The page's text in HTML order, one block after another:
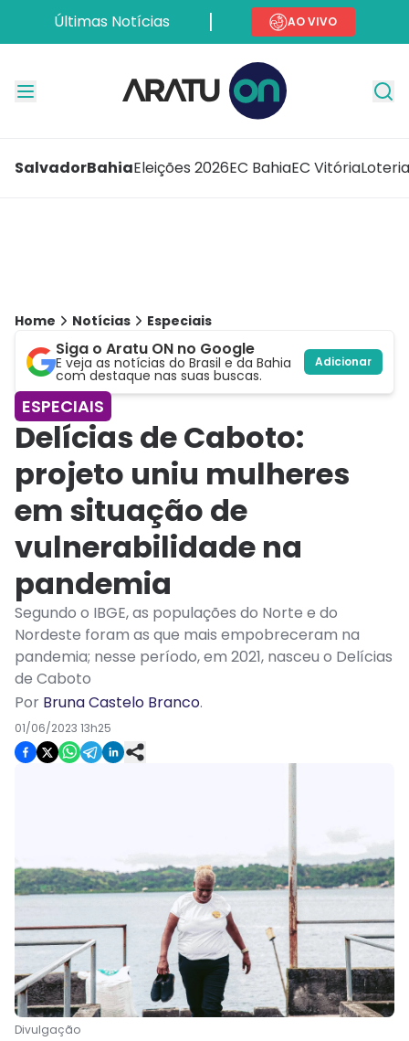
Últimas Notícias AO VIVO
SalvadorBahiaEleições 2026EC BahiaEC Vitória
Home Notícias Especiais
Siga o Aratu ON no Google
E veja as notícias do Brasil e da Bahia
com destaque nas suas buscas.
Adicionar
ESPECIAIS
Delícias de Caboto:
projeto uniu mulheres
em situação de
vulnerabilidade na
pandemia
Segundo o IBGE, as populações do Norte e do
Nordeste foram as que mais empobreceram na
pandemia; nesse período, em 2021, nasceu o Delícias
de Caboto
Por Bruna Castelo Branco.
01/06/2023 13h25
Divulgação